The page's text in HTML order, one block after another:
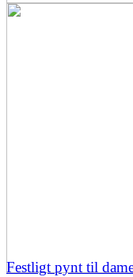
Festligt pynt til